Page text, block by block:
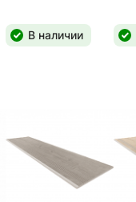
В наличии